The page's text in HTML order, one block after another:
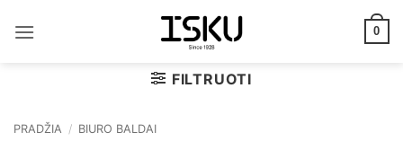
0
FILTRUOTI
PRADŽIA / BIURO BALDAI